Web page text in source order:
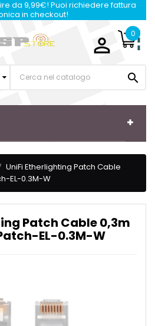
da 9,99€! Puoi richiedere fattura
in checkout!

0

UniFi Etherlighting Patch Cable
EL-0.3M-W
Patch Cable 0,3m
EL-0.3M-W